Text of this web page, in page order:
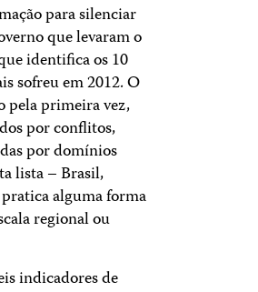
para silenciar
que levaram o
identifica os 10
sofreu em 2012. O
pela primeira vez,
por conflitos,
por domínios
lista – Brasil,
alguma forma
regional ou
indicadores de